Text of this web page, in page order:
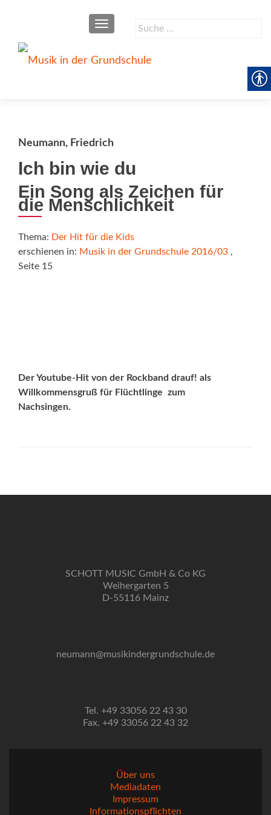
Suche
SCHALTE NAVIGATION
Neumann, Friedrich
Ich bin wie du
Ein Song als Zeichen für
die Menschlichkeit
Thema: Der Hit für die Kids
erschienen in: Musik in der Grundschule 2016/03 ,
Seite 15
Der Youtube-Hit von der Rockband drauf! als
Willkommensgruß für Flüchtlinge  zum
Nachsingen.
SCHOTT MUSIC GmbH & Co KG
Weihergarten 5
D-55116 Mainz
neumann@musikindergrundschule.de
Tel. +49 33056 22 43 30
Fax. +49 33056 22 43 32
Über uns
Mediadaten
Impressum
Informationspflichten